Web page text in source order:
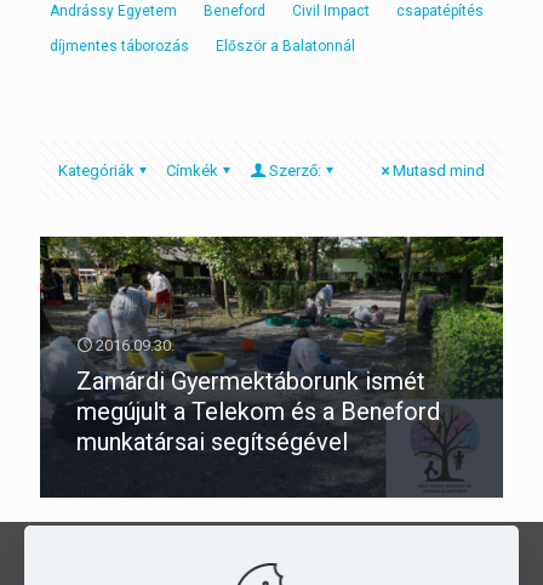
Andrássy Egyetem Beneford Civil Impact csapatépítés
díjmentes táborozás Először a Balatonnál
Kategóriák Címkék Szerző: Mutasd mind
2016.09.30.
Zamárdi Gyermektáborunk ismét
megújult a Telekom és a Beneford
munkatársai segítségével
Kedvezményes táborozás a